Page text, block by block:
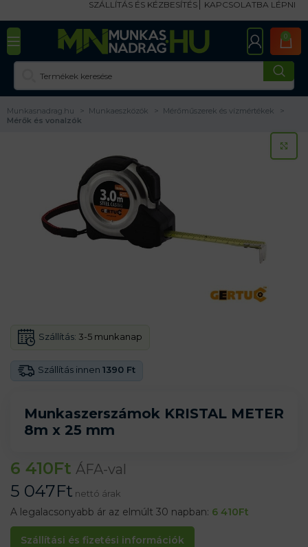
SZÁLLÍTÁS ÉS KÉZBESÍTÉS KAPCSOLATBA LÉPNI
0
Munkasnadrag.hu Munkaeszközök
Mérőműszerek és vízmértékek
Mérők és vonalzók
Munkaszerszámok KRISTAL METER
8m x 25 mm
Szállítás innen 1390 Ft
Szállítás: 3-5 munkanap
6 410Ft ÁFA-val
5 047Ft nettó árak
A legalacsonyabb ár az elmúlt 30 napban: 6 410Ft
Szállítási és fizetési információk